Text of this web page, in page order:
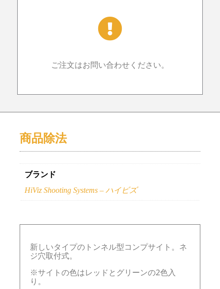
ご注文はお問い合わせください。
商品除法
ブランド
HiViz Shooting Systems – ハイビズ
新しいタイプのトンネル型コンプサイト。ネ
ジ穴取付式。
※サイトの色はレッドとグリーンの2色入
り。